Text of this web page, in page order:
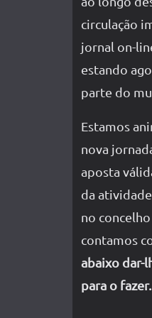
circulação
jornal on-
estando
parte do
Estamos
nova
aposta
da
no
contamos
abaixo dar-
para o fazer.